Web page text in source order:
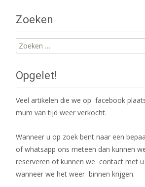
navigation
Zoeken
Zoeken
naar:
Opgelet!
Veel artikelen die we op facebook
mum van tijd weer verkocht.
Wanneer u op zoek bent naar een
of whatsapp ons meteen dan kunnen
reserveren of kunnen we contact met
wanneer we het weer binnen krijgen.